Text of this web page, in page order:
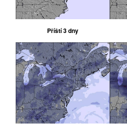
Příští 3 dny